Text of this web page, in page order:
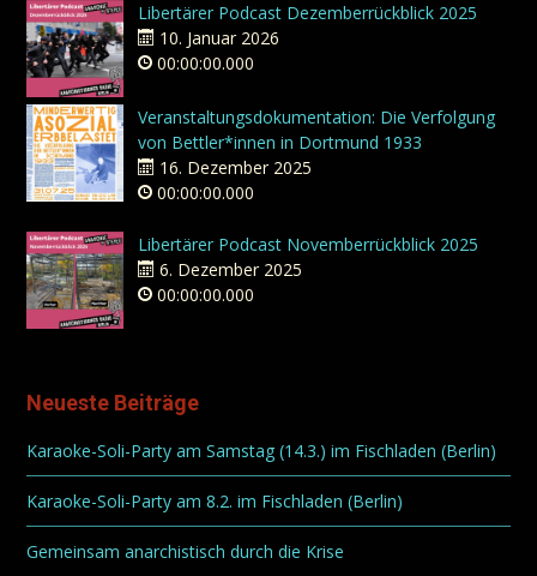
Libertärer Podcast Dezemberrückblick 2025
10. Januar 2026
00:00:00.000
Veranstaltungsdokumentation: Die Verfolgung
von Bettler*innen in Dortmund 1933
16. Dezember 2025
00:00:00.000
Libertärer Podcast Novemberrückblick 2025
6. Dezember 2025
00:00:00.000
Neueste Beiträge
Karaoke-Soli-Party am Samstag (14.3.) im Fischladen (Berlin)
Karaoke-Soli-Party am 8.2. im Fischladen (Berlin)
Gemeinsam anarchistisch durch die Krise